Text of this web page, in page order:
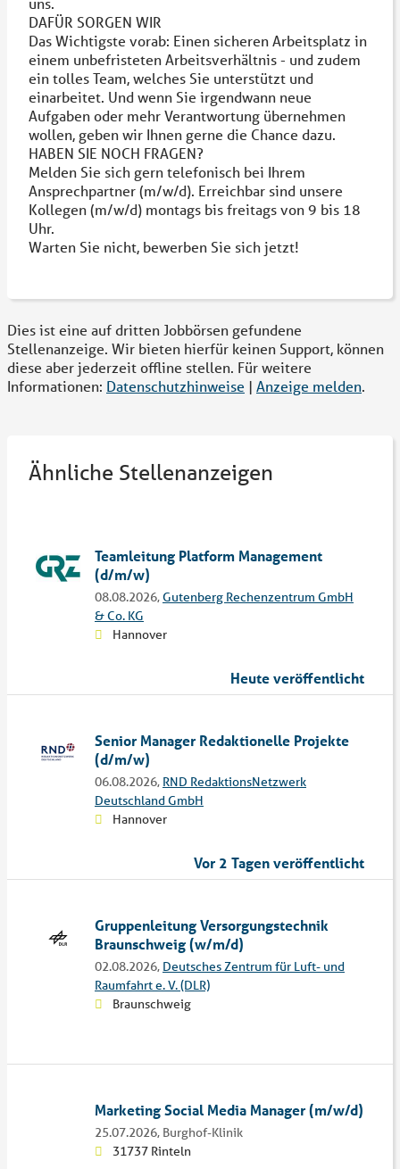
DAFÜR SORGEN WIR
Das Wichtigste vorab: Einen sicheren Arbeitsplatz in
einem unbefristeten Arbeitsverhältnis - und zudem
ein tolles Team, welches Sie unterstützt und
einarbeitet. Und wenn Sie irgendwann neue
Aufgaben oder mehr Verantwortung übernehmen
wollen, geben wir Ihnen gerne die Chance dazu.
HABEN SIE NOCH FRAGEN?
Melden Sie sich gern telefonisch bei Ihrem
Ansprechpartner (m/w/d). Erreichbar sind unsere
Kollegen (m/w/d) montags bis freitags von 9 bis 18
Uhr.
Warten Sie nicht, bewerben Sie sich jetzt!
Dies ist eine auf dritten Jobbörsen gefundene
Stellenanzeige. Wir bieten hierfür keinen Support, können
diese aber jederzeit offline stellen. Für weitere
Informationen: Datenschutzhinweise | Anzeige melden.
Ähnliche Stellenanzeigen
Teamleitung Platform Management
(d/m/w)
08.08.2026,Gutenberg Rechenzentrum GmbH
& Co. KG
Hannover
Heute veröffentlicht
Senior Manager Redaktionelle Projekte
(d/m/w)
06.08.2026, RND RedaktionsNetzwerk
Deutschland GmbH
Hannover
Vor 2 Tagen veröffentlicht
Gruppenleitung Versorgungstechnik
Braunschweig (w/m/d)
02.08.2026, Deutsches Zentrum für Luft- und
Raumfahrt e. V. (DLR)
Braunschweig
Marketing Social Media Manager (m/w/d)
25.07.2026, Burghof-Klinik
31737 Rinteln